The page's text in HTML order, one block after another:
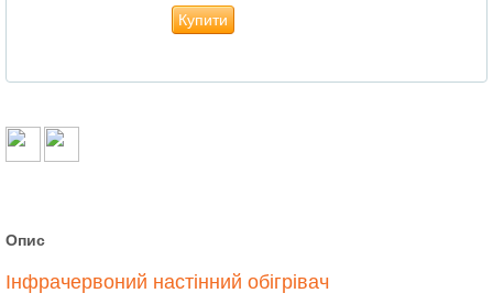
Купити
Опис
Інфрачервоний настінний обігрівач